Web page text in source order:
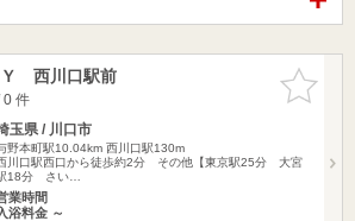
お気に入
りに追加
西川口駅前
件
玉県 / 川口市
野本町駅10.04km 西川口駅130m
川口駅西口から徒歩約2分 その他【東京駅25分 大宮
18分 さい…
業時間
浴料金 ～